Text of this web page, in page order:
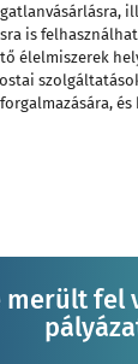
is
élelmiszerek
merült fel